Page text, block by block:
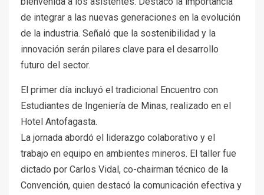
de integrar a las nuevas generaciones en la evolución
de la industria. Señaló que la sostenibilidad y la
innovación serán pilares clave para el desarrollo
futuro del sector.
El primer día incluyó el tradicional Encuentro con
Estudiantes de Ingeniería de Minas, realizado en el
Hotel Antofagasta.
La jornada abordó el liderazgo colaborativo y el
trabajo en equipo en ambientes mineros. El taller fue
dictado por Carlos Vidal, co-chairman técnico de la
Convención, quien destacó la comunicación efectiva y